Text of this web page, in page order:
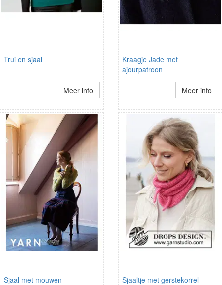
Trui en sjaal
Meer info
Kraagje Jade met
ajourpatroon
Meer info
Sjaal met mouwen Sjaaltje met gerstekorrel